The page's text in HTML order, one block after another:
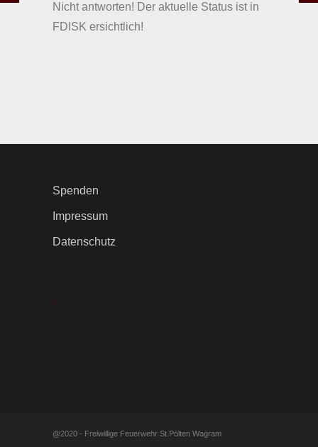
Nicht antworten! Der aktuelle Status ist in
FDISK ersichtlich!
Spenden
Impressum
Datenschutz
.
@2020 - Freiwillige Feuerwehr St.Pölten Wagram